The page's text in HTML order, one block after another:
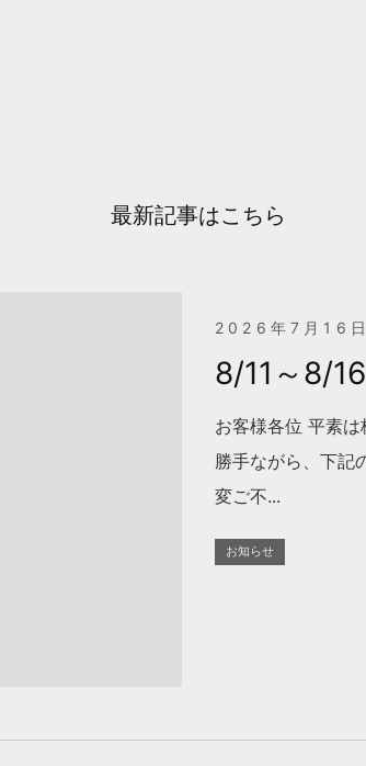
最新記事はこちら
2026年7月16日
8/11～8/
お客様各位 平素
勝手ながら、下記
変ご不...
お知らせ